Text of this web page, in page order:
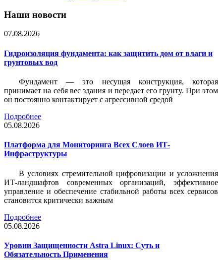
Наши новости
07.08.2026
Гидроизоляция фундамента: как защитить дом от влаги и
грунтовых вод
Фундамент — это несущая конструкция, которая
принимает на себя вес здания и передает его грунту. При этом
он постоянно контактирует с агрессивной средой
Подробнее
05.08.2026
Платформа для Мониторинга Всех Слоев ИТ-
Инфраструктуры
В условиях стремительной цифровизации и усложнения
ИТ-ландшафтов современных организаций, эффективное
управление и обеспечение стабильной работы всех сервисов
становится критически важным
Подробнее
05.08.2026
Уровни Защищенности Astra Linux: Суть и
Обязательность Применения